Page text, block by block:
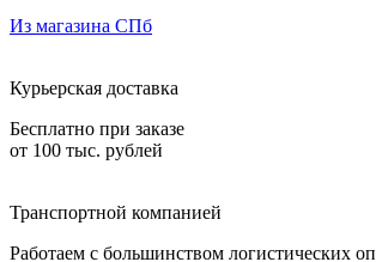
Из магазина СПб
Курьерская доставка
Бесплатно при заказе
от 100 тыс. рублей
Транспортной компанией
Работаем с большинством логистических